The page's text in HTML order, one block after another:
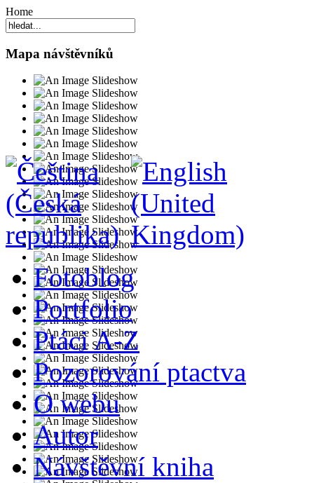
Home
Mapa návštěvníků
Fotoblog
Portfolio
Ptáci A-Z
Pozorování ptactva
O webu
Autor
Návštěvní kniha